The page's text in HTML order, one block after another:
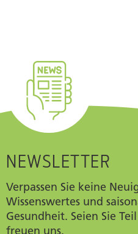
NEWSLETTER
Verpassen Sie keine
Wissenswertes und
Gesundheit. Seien Sie
freuen uns.